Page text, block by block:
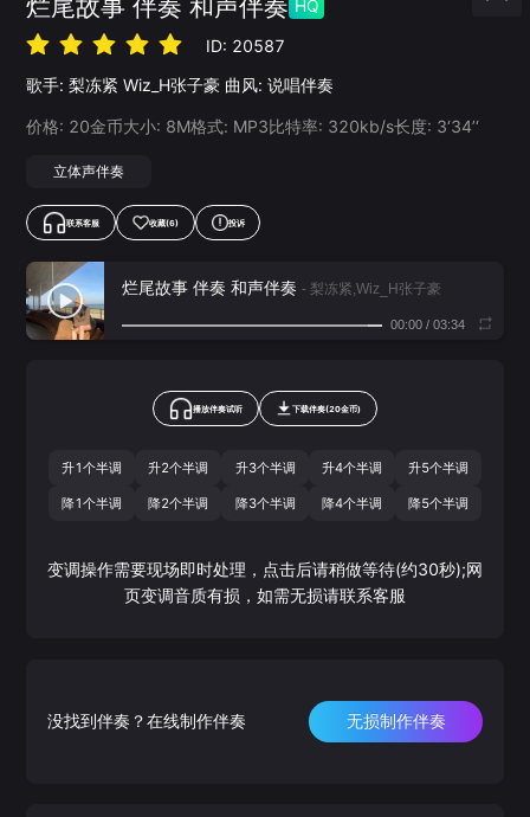
烂尾故事 伴奏 和声伴奏 HQ
ID: 20587
歌手: 梨冻紧 Wiz_H张子豪 曲风: 说唱伴奏
价格: 20金币大小: 8M格式: MP3比特率: 320kb/s长度: 3‘34’‘
立体声伴奏
联系客服 收藏(6) 投诉
烂尾故事 伴奏 和声伴奏 - 梨冻紧,Wiz_H张子豪
00:00/ 03:34
播放伴奏试听 下载伴奏(20金币)
升1个半调 升2个半调 升3个半调 升4个半调 升5个半调
降1个半调 降2个半调 降3个半调 降4个半调 降5个半调
变调操作需要现场即时处理，点击后请稍做等待(约30秒);网
页变调音质有损，如需无损请联系客服
没找到伴奏？在线制作伴奏 无损制作伴奏